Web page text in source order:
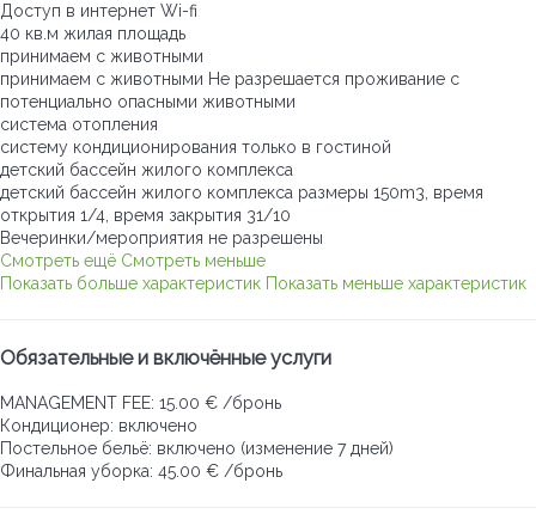
Доступ в интернет Wi-fi
40 кв.м жилая площадь
принимаем с животными
принимаем с животными Не разрешается проживание с
потенциально опасными животными
система отопления
систему кондиционирования только в гостиной
детский бассейн жилого комплекса
детский бассейн жилого комплекса размеры 150m3, время
открытия 1/4, время закрытия 31/10
Вечеринки/мероприятия не разрешены
Смотреть ещё Смотреть меньше
Показать больше характеристик Показать меньше характеристик
Обязательные и включённые услуги
MANAGEMENT FEE: 15.00 € /бронь
Кондиционер: включено
Постельное бельё: включено (изменение 7 дней)
Финальная уборка: 45.00 € /бронь